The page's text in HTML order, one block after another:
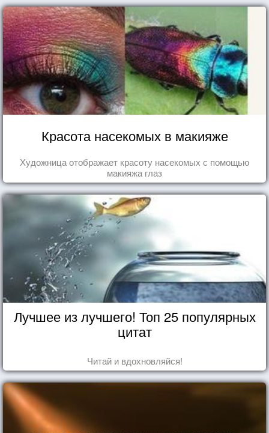
Красота насекомых в макияже
Художница отображает красоту насекомых с помощью
макияжа глаз
Лучшее из лучшего! Топ 25 популярных
цитат
Читай и вдохновляйся!